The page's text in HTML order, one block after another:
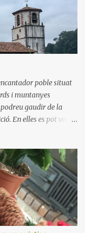
poble situat
i muntanyes
gaudir de la
En elles es pot veure
d'un poble que
a descobrir aquest
seva bellesa!